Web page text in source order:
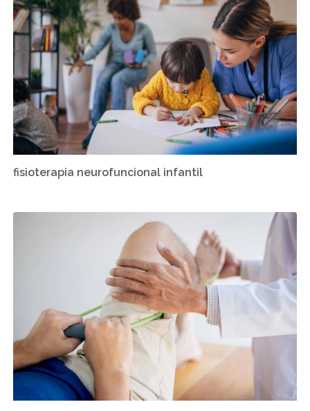
fisioterapia neurofuncional infantil